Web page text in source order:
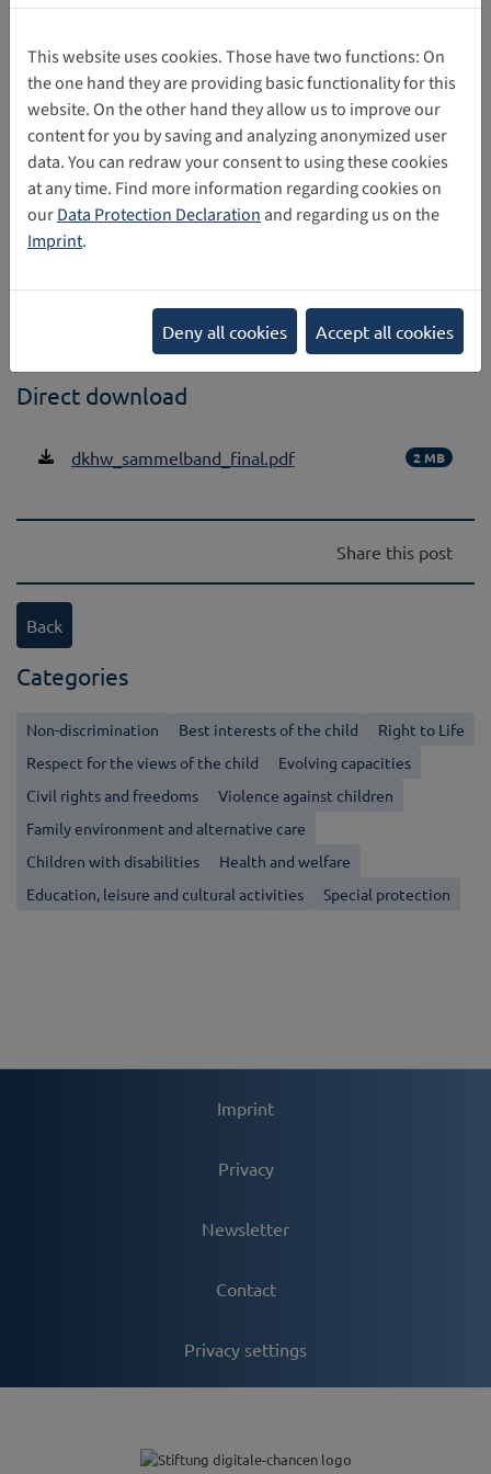
Digitalisierung für die Verwirklichung der Kinderrechte als
auch die Risiken der digitalen Transformation für Gesellschaft
und Zusammenleben adressiert, in das novellierte
Jugendschutzgesetz ein. Durch das Gesetz nun besser
geschützt, können Kinder das Internet für unterschiedlichste
Zwecke nutzen - man denke an Bildung, Freizeit oder
(demokratische) Teilhabe.
Source: Deutsches Kinderhilfswerk
Direct download
dkhw_sammelband_final.pdf 2 MB
Share this post
Back
Categories
Non-discrimination Best interests of the child
Right to Life
Respect for the views of the child
Evolving capacities
Civil rights and freedoms
Violence against children
Family environment and alternative care
Children with disabilities
Health and welfare
Education, leisure and cultural activities
Special protection
Imprint
Privacy
Newsletter
Contact
Privacy settings
This website uses cookies. Those have two functions: On
the one hand they are providing basic functionality for this
website. On the other hand they allow us to improve our
content for you by saving and analyzing anonymized user
data. You can redraw your consent to using these cookies
at any time. Find more information regarding cookies on
ourData Protection Declaration and regarding us on the
Imprint.
Deny all cookies Accept all cookies